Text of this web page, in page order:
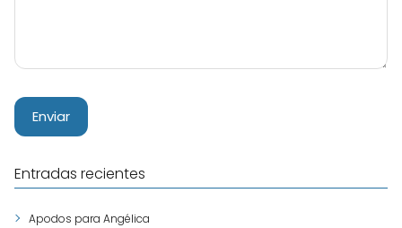
Entradas recientes
Apodos para Angélica